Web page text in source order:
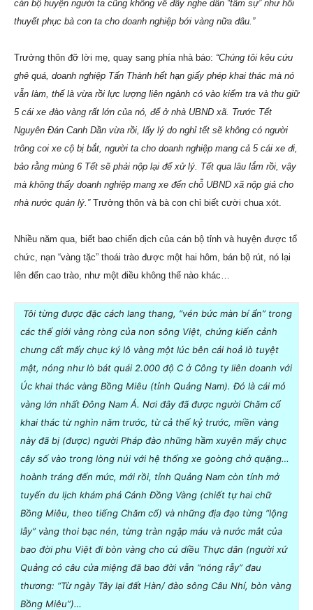
cán bộ huyện người ta cũng không về đây nghe dân “tâm sự” như hồi
thuyết phục bà con ta cho doanh nghiệp bới vàng nữa đâu.”
Trưởng thôn đỡ lời mẹ, quay sang phía nhà báo: “Chúng tôi kêu cứu
ghê quá, doanh nghiệp Tấn Thành hết hạn giấy phép khai thác mà nó
vẫn làm, thế là vừa rồi lực lượng liên ngành có vào kiểm tra và thu giữ
5 cái xe đào vàng rất lớn của nó, để ở nhà UBND xã. Trước Tết
Nguyên Đán Canh Dần vừa rồi, lấy lý do nghỉ tết sẽ không có người
trông coi xe cộ bị bắt, người ta cho doanh nghiệp mang cả 5 cái xe đi,
bảo rằng mùng 6 Tết sẽ phải nộp lại để xử lý. Tết qua lâu lắm rồi, vậy
mà không thấy doanh nghiệp mang xe đến chỗ UBND xã nộp giả cho
nhà nước quản lý.” Trưởng thôn và bà con chỉ biết cười chua xót.
Nhiều năm qua, biết bao chiến dịch của cán bộ tỉnh và huyện được tổ
chức, nạn “vàng tặc” thoái trào được một hai hôm, bán bộ rút, nó lại
lên đến cao trào, như một điều không thể nào khác…
Tôi từng được đặc cách lang thang, “vén bức màn bí ẩn” trong
các thế giới vàng ròng của non sông Việt, chứng kiến cảnh
chưng cất mấy chục ký lô vàng một lúc bên cái hoả lò tuyệt
mật, nóng như lò bát quái 2.000 độ C ở Công ty liên doanh với
Úc khai thác vàng Bồng Miêu (tỉnh Quảng Nam). Đó là cái mỏ
vàng lớn nhất Đông Nam Á. Nơi đây đã được người Chăm cổ
khai thác từ nghìn năm trước, từ cả thế kỷ trước, miền vàng
này đã bị (được) người Pháp đào những hầm xuyên mấy chục
cây số vào trong lòng núi với hệ thống xe goòng chở quặng…
hoành tráng đến mức, mới rồi, tỉnh Quảng Nam còn tính mở
tuyến du lịch khám phá Cánh Đồng Vàng (chiết tự hai chữ
Bồng Miêu, theo tiếng Chăm cổ) và những địa đạo từng “lộng
lẫy” vàng thoi bạc nén, từng tràn ngập máu và nước mắt của
bao đời phu Việt đi bòn vàng cho cú diều Thực dân (người xứ
Quảng có câu cửa miệng đã bao đời vẫn “nóng rẫy” đau
thương: “Từ ngày Tây lại đất Hàn/ đào sông Câu Nhí, bòn vàng
Bồng Miêu”)…